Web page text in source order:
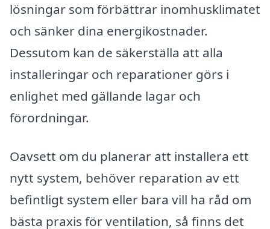
lösningar som förbättrar inomhusklimatet
och sänker dina energikostnader.
Dessutom kan de säkerställa att alla
installeringar och reparationer görs i
enlighet med gällande lagar och
förordningar.
Oavsett om du planerar att installera ett
nytt system, behöver reparation av ett
befintligt system eller bara vill ha råd om
bästa praxis för ventilation, så finns det